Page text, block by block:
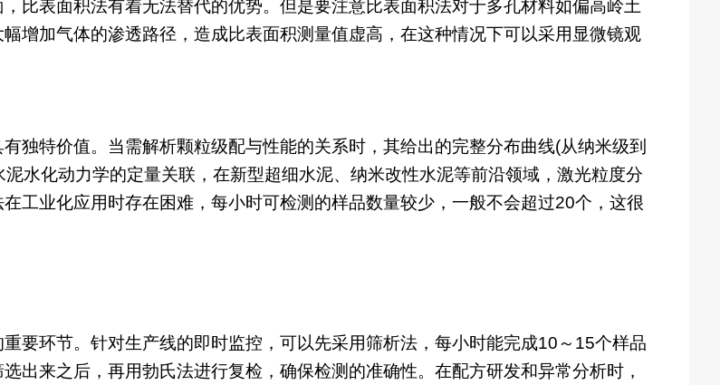
比表面积法有着无法替代的优势。但是要注意比表面积法对于多孔材料如偏高岭土
增加气体的渗透路径，造成比表面积测量值虚高，在这种情况下可以采用显微镜观
独特价值。当需解析颗粒级配与性能的关系时，其给出的完整分布曲线(从纳米级到
水化动力学的定量关联，在新型超细水泥、纳米改性水泥等前沿领域，激光粒度分
工业化应用时存在困难，每小时可检测的样品数量较少，一般不会超过20个，这很
要环节。针对生产线的即时监控，可以先采用筛析法，每小时能完成10～15个样品
出来之后，再用勃氏法进行复检，确保检测的准确性。在配方研发和异常分析时，